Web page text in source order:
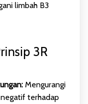
limbah B3
3R
Mengurangi
terhadap